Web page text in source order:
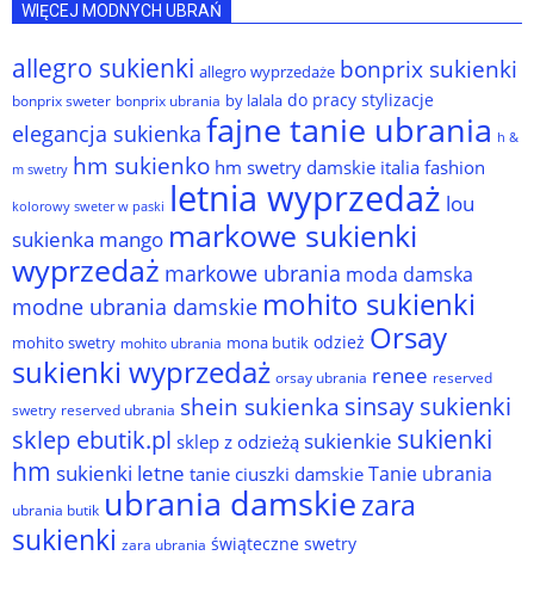
WIĘCEJ MODNYCH UBRAŃ
allegro sukienki allegro wyprzedaże bonprix sukienki
bonprix sweter bonprix ubrania by lalala do pracy stylizacje
elegancja sukienka fajne tanie ubrania h &
m swetry hm sukienko hm swetry damskie italia fashion
kolorowy sweter w paski letnia wyprzedaż lou
sukienka mango markowe sukienki
wyprzedaż markowe ubrania moda damska
modne ubrania damskie mohito sukienki
mohito swetry mohito ubrania mona butik odzież Orsay
sukienki wyprzedaż orsay ubrania renee reserved
swetry reserved ubrania shein sukienka sinsay sukienki
sklep ebutik.pl sklep z odzieżą sukienkie sukienki
hm sukienki letne tanie ciuszki damskie Tanie ubrania
ubrania butik ubrania damskiezara
sukienki zara ubrania świąteczne swetry